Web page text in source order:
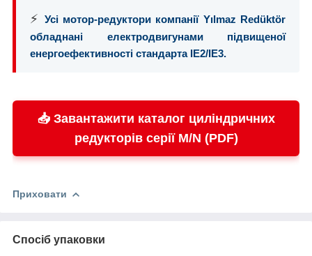
⚡ Усі мотор-редуктори компанії Yılmaz Redüktör
обладнані електродвигунами підвищеної
енергоефективності стандарта IE2/IE3.
📥 Завантажити каталог циліндричних
редукторів серії M/N (PDF)
Приховати
Спосіб упаковки